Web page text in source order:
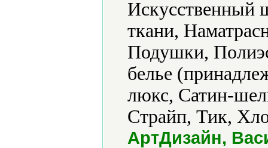
Искусственный
ткани,
Подушки,
белье
люкс, Сатин-
Страйп, Тик,
АртДизайн,